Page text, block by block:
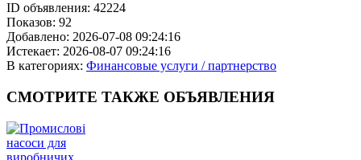
ID объявления: 42224
Показов: 92
Добавлено: 2026-07-08 09:24:16
Истекает: 2026-08-07 09:24:16
В категориях: Финансовые услуги / партнерство
СМОТРИТЕ ТАКЖЕ ОБЪЯВЛЕНИЯ